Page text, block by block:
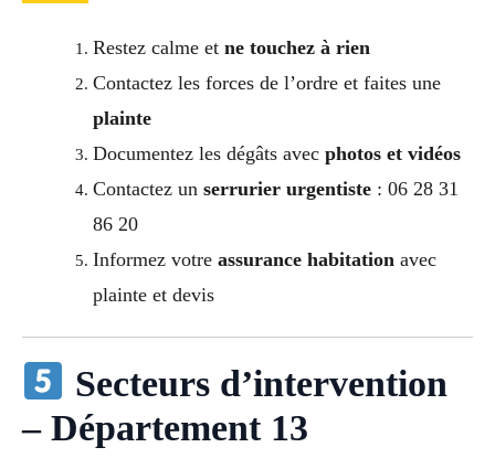
Restez calme et ne touchez à rien
Contactez les forces de l’ordre et faites une
plainte
Documentez les dégâts avec photos et vidéos
Contactez un serrurier urgentiste: 06 28 31
86 20
Informez votre assurance habitationavec
plainte et devis
Secteurs d’intervention
– Département 13